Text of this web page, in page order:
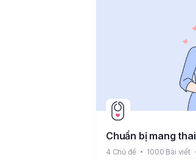
Chuẩn bị mang thai
4 Chủ đề 1000 Bài viết